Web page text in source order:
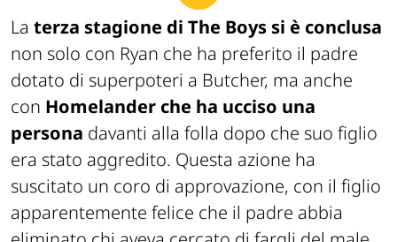
La terza stagione di The Boys si è conclusa
non solo con Ryan che ha preferito il padre
dotato di superpoteri a Butcher, ma anche
con Homelander che ha ucciso una
persona davanti alla folla dopo che suo figlio
era stato aggredito. Questa azione ha
suscitato un coro di approvazione, con il figlio
apparentemente felice che il padre abbia